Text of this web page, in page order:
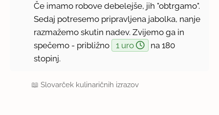
Če imamo robove debelejše, jih "obtrgamo".
Sedaj potresemo pripravljena jabolka, nanje
razmažemo skutin nadev. Zvijemo ga in
spečemo - približno
1 uro
na 180
stopinj.
📖Slovarček kulinaričnih izrazov